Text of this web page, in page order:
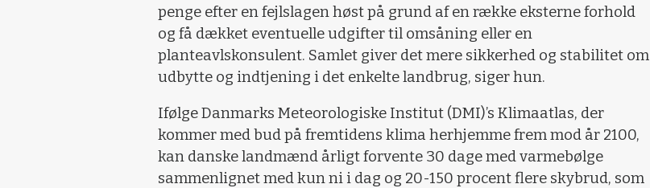
penge efter en fejlslagen høst på grund af en række eksterne forhold
og få dækket eventuelle udgifter til omsåning eller en
planteavlskonsulent. Samlet giver det mere sikkerhed og stabilitet om
udbytte og indtjening i det enkelte landbrug, siger hun.
Ifølge Danmarks Meteorologiske Institut (DMI)’s Klimaatlas, der
kommer med bud på fremtidens klima herhjemme frem mod år 2100,
kan danske landmænd årligt forvente 30 dage med varmebølge
sammenlignet med kun ni i dag og 20-150 procent flere skybrud, som